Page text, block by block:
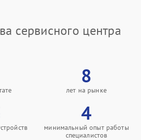
сервисного центра
8
лет на рынке
4
минимальный опыт работы
специалистов